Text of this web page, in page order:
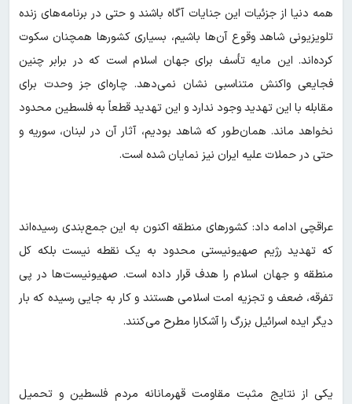
همه دنیا از جزئیات این جنایات آگاه باشند و حتی در برنامه‌های زنده
تلویزیونی شاهد وقوع آن‌ها باشیم، بسیاری کشورها همچنان سکوت
کرده‌اند. این مایه تأسف برای جهان اسلام است که در برابر چنین
فجایعی واکنش متناسبی نشان نمی‌دهد. چاره‌ای جز وحدت برای
مقابله با این تهدید وجود ندارد و این تهدید قطعاً به فلسطین محدود
نخواهد ماند. همان‌طور که شاهد بودیم، آثار آن در لبنان، سوریه و
حتی در حملات علیه ایران نیز نمایان شده است.
عراقچی ادامه داد: کشورهای منطقه اکنون به این جمع‌بندی رسیده‌اند
که تهدید رژیم صهیونیستی محدود به یک نقطه نیست بلکه کل
منطقه و جهان اسلام را هدف قرار داده است. صهیونیست‌ها در پی
تفرقه، ضعف و تجزیه امت اسلامی هستند و کار به جایی رسیده که بار
دیگر ایده اسرائیل بزرگ را آشکارا مطرح می‌کنند.
یکی از نتایج مثبت مقاومت قهرمانانه مردم فلسطین و تحمیل